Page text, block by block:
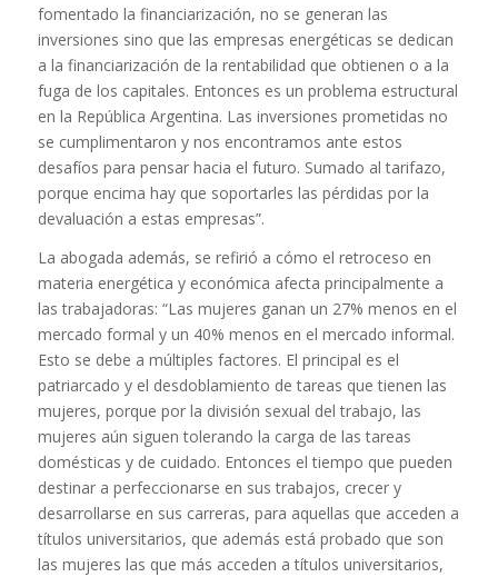
fomentado la financiarización, no se generan las
inversiones sino que las empresas energéticas se dedican
a la financiarización de la rentabilidad que obtienen o a la
fuga de los capitales. Entonces es un problema estructural
en la República Argentina. Las inversiones prometidas no
se cumplimentaron y nos encontramos ante estos
desafíos para pensar hacia el futuro. Sumado al tarifazo,
porque encima hay que soportarles las pérdidas por la
devaluación a estas empresas”.
La abogada además, se refirió a cómo el retroceso en
materia energética y económica afecta principalmente a
las trabajadoras: “Las mujeres ganan un 27% menos en el
mercado formal y un 40% menos en el mercado informal.
Esto se debe a múltiples factores. El principal es el
patriarcado y el desdoblamiento de tareas que tienen las
mujeres, porque por la división sexual del trabajo, las
mujeres aún siguen tolerando la carga de las tareas
domésticas y de cuidado. Entonces el tiempo que pueden
destinar a perfeccionarse en sus trabajos, crecer y
desarrollarse en sus carreras, para aquellas que acceden a
títulos universitarios, que además está probado que son
las mujeres las que más acceden a títulos universitarios,